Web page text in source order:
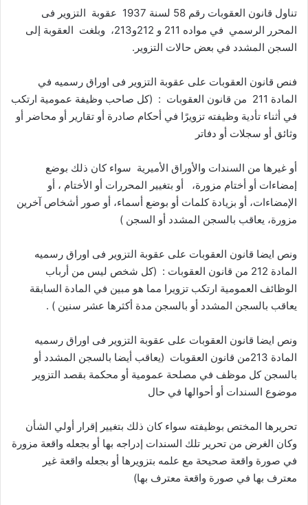
تناول قانون العقوبات رقم 58 لسنة 1937 عقوبة التزوير فى
المحرر الرسمي في مواده 211 و 212و213، وبلغت العقوبة إلى
السجن المشدد في بعض حالات التزوير.
فنص قانون العقوبات على عقوبة التزوير فى اوراق رسميه في
المادة 211 من قانون العقوبات : (كل صاحب وظيفة عمومية ارتكب
في أثناء تأدية وظيفته تزويرًا في أحكام صادرة أو تقارير أو محاضر أو
وثائق أو سجلات أو دفاتر
أو غيرها من السندات والأوراق الأميرية سواء كان ذلك بوضع
إمضاءات أو أختام مزورة، أو بتغيير المحررات أو الأختام ، أو
الإمضاءات، أو بزيادة كلمات أو بوضع أسماء، أو صور أشخاص آخرين
مزورة، يعاقب بالسجن المشدد أو السجن )
ونص ايضا قانون العقوبات على عقوبة التزوير فى اوراق رسميه
المادة 212 من قانون العقوبات : (كل شخص ليس من أرباب
الوظائف العمومية ارتكب تزويرا مما هو مبين في المادة السابقة
يعاقب بالسجن المشدد أو بالسجن مدة أكثرها عشر سنين ) .
ونص ايضا قانون العقوبات على عقوبة التزوير فى اوراق رسميه
المادة 213من قانون العقوبات (يعاقب أيضا بالسجن المشدد أو
بالسجن كل موظف في مصلحة عمومية أو محكمة بقصد التزوير
موضوع السندات أو أحوالها في حال
تحريرها المختص بوظيفته سواء كان ذلك بتغيير إقرار أولي الشأن
وكان الغرض من تحرير تلك السندات إدراجه بها أو بجعله واقعة مزورة
في صورة واقعة صحيحة مع علمه بتزويرها أو بجعله واقعة غير
معترف بها في صورة واقعة معترف بها)